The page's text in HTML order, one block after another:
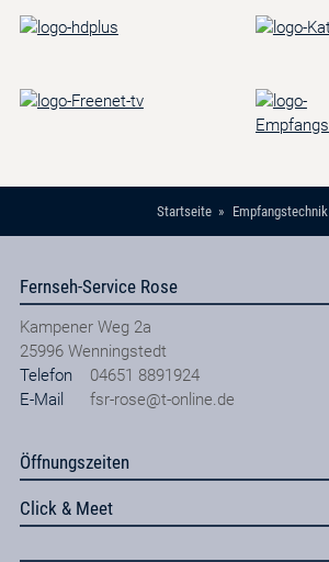
Startseite Empfangstechnik
Fernseh-Service Rose
Kampener Weg 2a
25996 Wenningstedt
Telefon
04651 8891924
E-Mail
fsr-rose@t-online.de
Öffnungszeiten
Click & Meet